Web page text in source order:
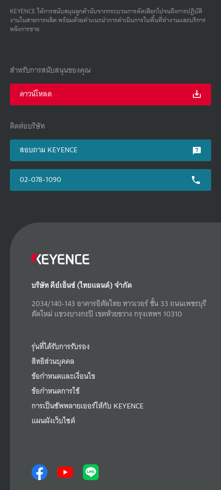
KEYENCE ให้การสนับสนุนลูกค้านับจากกระบวนการคัดเลือกไปจนถึงการปฏิบัติ
งานในสายการผลิต พร้อมด้วยคําแนะนําการดําเนินการในพื้นที่ทํางานและบริการ
หลังการขาย
สำหรับการสนับสนุนของคุณ
ดาวน์โหลด
ติดต่อบริษัท
สอบถาม KEYENCE
02-078-1090
บริษัท คีย์เอ็นซ์ (ไทยแลนด์) จำกัด
2034/140-143 อาคารอิตัลไทย ทาวเวอร์ ชั้น 33 ถนนเพชรบุรี
ตัดใหม่ แขวงบางกะปิ เขตห้วยขวาง กรุงเทพฯ 10310
รุ่นที่ได้รับการรับรอง
สิทธิส่วนบุคคล
ข้อกำหนดและเงื่อนไข
ข้อกำหนดการใช้
การเป็นซัพพลายเออร์ให้กับ KEYENCE
แผนผังเว็บไซต์